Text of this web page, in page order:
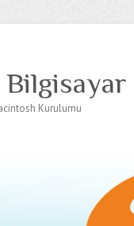
Kurulumu